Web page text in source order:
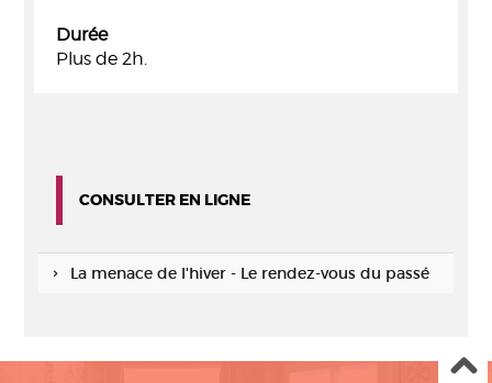
Durée
Plus de 2h.
CONSULTER EN LIGNE
La menace de l'hiver - Le rendez-vous du passé